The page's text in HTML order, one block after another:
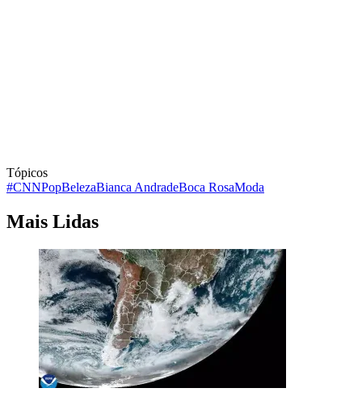
Tópicos
#CNNPopBelezaBianca AndradeBoca RosaModa
Mais Lidas